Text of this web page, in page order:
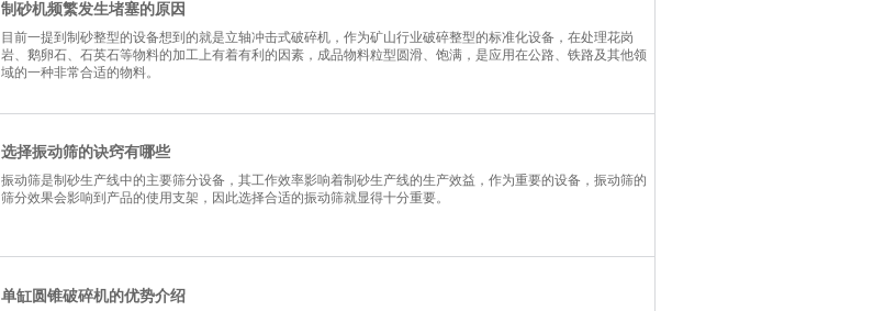
制砂机频繁发生堵塞的原因
目前一提到制砂整型的设备想到的就是立轴冲击式破碎机，作为矿山行业破碎整型的标准化设备，在处理花岗
岩、鹅卵石、石英石等物料的加工上有着有利的因素，成品物料粒型圆滑、饱满，是应用在公路、铁路及其他领
域的一种非常合适的物料。
选择振动筛的诀窍有哪些
振动筛是制砂生产线中的主要筛分设备，其工作效率影响着制砂生产线的生产效益，作为重要的设备，振动筛的
筛分效果会影响到产品的使用支架，因此选择合适的振动筛就显得十分重要。
单缸圆锥破碎机的优势介绍